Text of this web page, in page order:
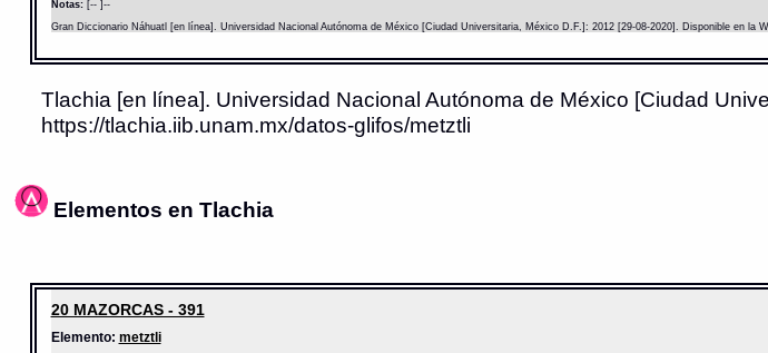
Notas:[-- ]--
Gran Diccionario Náhuatl [en línea]. Universidad Nacional Autónoma de México [Ciudad Universitaria, México D.F.]: 2012 [29-08-2020]. Disponible en la
Tlachia [en línea]. Universidad Nacional Autónoma de México [Ciudad
https://tlachia.iib.unam.mx/datos-glifos/metztli
Elementos en Tlachia
20 MAZORCAS - 391
Elemento: metztli